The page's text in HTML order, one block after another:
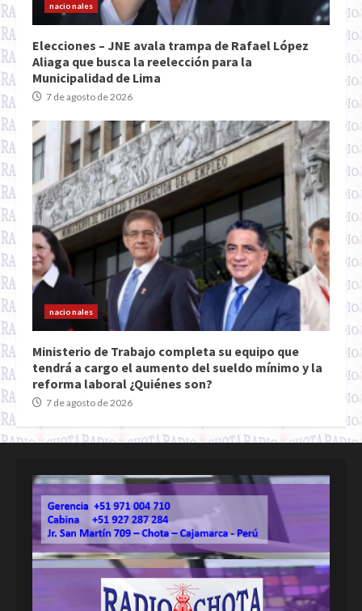
nacionales
Elecciones – JNE avala trampa de Rafael López
Aliaga que busca la reelección para la
Municipalidad de Lima
7 de agosto de 2026
nacionales
Ministerio de Trabajo completa su equipo que
tendrá a cargo el aumento del sueldo mínimo y la
reforma laboral ¿Quiénes son?
7 de agosto de 2026